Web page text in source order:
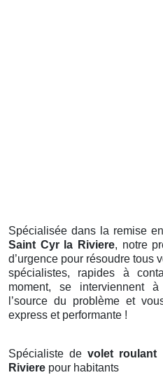
Spécialisée dans la remise
Saint Cyr la Riviere, notre
d’urgence pour résoudre tous
spécialistes, rapides à
moment, se interviennent
l’source du problème et
express et performante !
Spécialiste devolet roulant
Riviere pour habitants